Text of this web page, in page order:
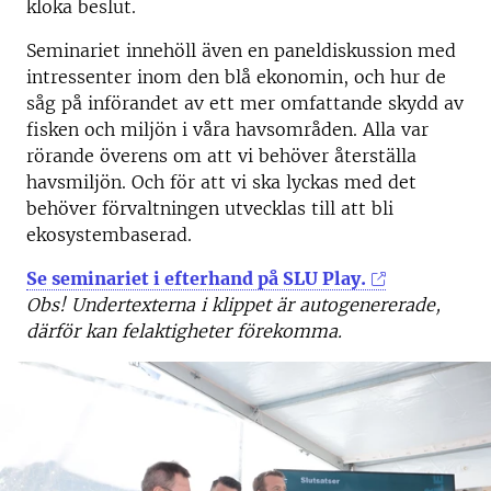
kloka beslut.
Seminariet innehöll även en paneldiskussion med
intressenter inom den blå ekonomin, och hur de
såg på införandet av ett mer omfattande skydd av
fisken och miljön i våra havsområden. Alla var
rörande överens om att vi behöver återställa
havsmiljön. Och för att vi ska lyckas med det
behöver förvaltningen utvecklas till att bli
ekosystembaserad.
Se seminariet i efterhand på SLU Play.
Obs! Undertexterna i klippet är autogenererade,
därför kan felaktigheter förekomma.